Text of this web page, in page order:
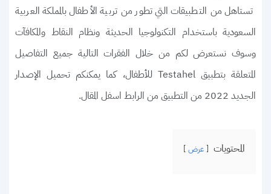
تستاهل من التطبيقات التي تطور من تربية الأطفال بالمملكة العربية
السعودية باستخدام التكنولوجيا الحديثة ونظام النقاط والمكافآت
وسوف نستعرض لكم من خلال الفقرات التالية جميع التفاصيل
المتعلقة بتطبيق Testahel للأطفال، كما يمكنكم تحميل الإصدار
الجديد 2022 من التطبيق من الرابط اسفل المقال.
المحتويات عرض